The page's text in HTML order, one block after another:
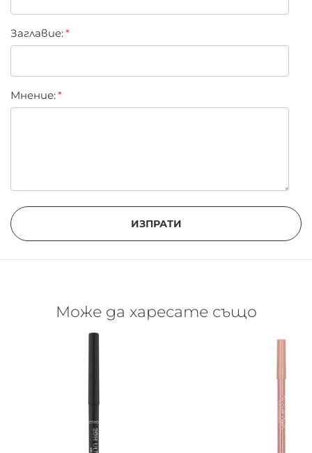
Заглавиe:
Мнение:
ИЗПРАТИ
Може да харесате също